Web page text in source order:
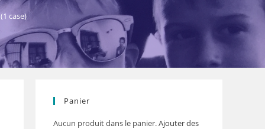
case)
Panier
Aucun produit dans le panier.Ajouter des